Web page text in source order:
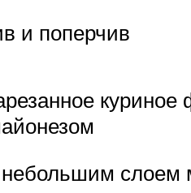
и поперчив
слоем